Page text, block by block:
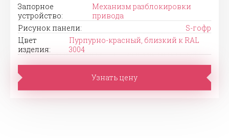
Запорное
устройство:
Механизм разблокировки
привода
Рисунок панели:
S-гофр
Цвет
изделия:
Пурпурно-красный, близкий к RAL
3004
Узнать цену